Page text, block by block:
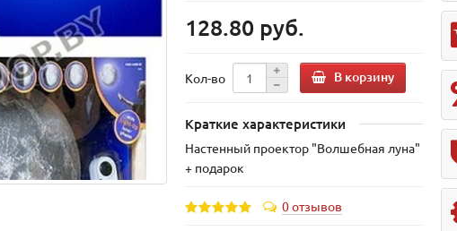
128.80 руб.
Кол-во В корзину
Краткие характеристики
Настенный проектор "Волшебная луна"
+ подарок
0 отзывов